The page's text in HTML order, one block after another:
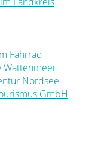
Fahrrad
Nordsee
GmbH